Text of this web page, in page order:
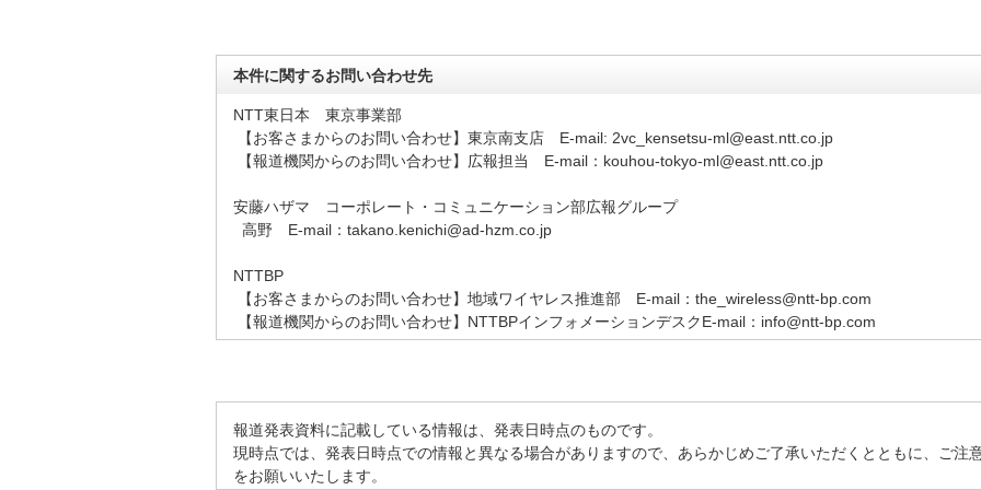
本件に関するお問い合わせ先
NTT東日本 東京事業部
【お客さまからのお問い合わせ】東京南支店 E-mail: 2vc_kensetsu-ml@east.ntt.co.jp
【報道機関からのお問い合わせ】広報担当 E-mail：kouhou-tokyo-ml@east.ntt.co.jp
安藤ハザマ コーポレート・コミュニケーション部広報グループ
高野 E-mail：takano.kenichi@ad-hzm.co.jp
NTTBP
【お客さまからのお問い合わせ】地域ワイヤレス推進部 E-mail：the_wireless@ntt-bp.com
【報道機関からのお問い合わせ】NTTBPインフォメーションデスクE-mail：info@ntt-bp.com
報道発表資料に記載している情報は、発表日時点のものです。
現時点では、発表日時点での情報と異なる場合がありますので、あらかじめご了承いただくとともに、ご注
をお願いいたします。